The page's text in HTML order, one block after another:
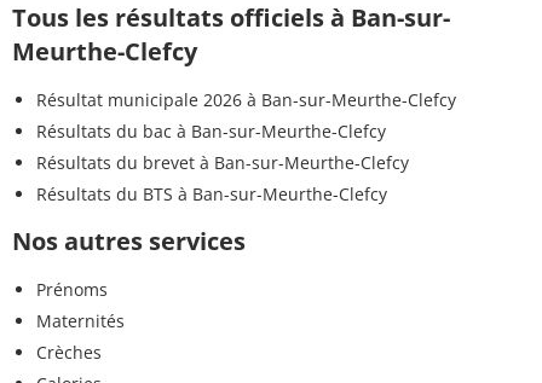
Tous les résultats officiels à Ban-sur-
Meurthe-Clefcy
Résultat municipale 2026 à Ban-sur-Meurthe-Clefcy
Résultats du bac à Ban-sur-Meurthe-Clefcy
Résultats du brevet à Ban-sur-Meurthe-Clefcy
Résultats du BTS à Ban-sur-Meurthe-Clefcy
Nos autres services
Prénoms
Maternités
Crèches